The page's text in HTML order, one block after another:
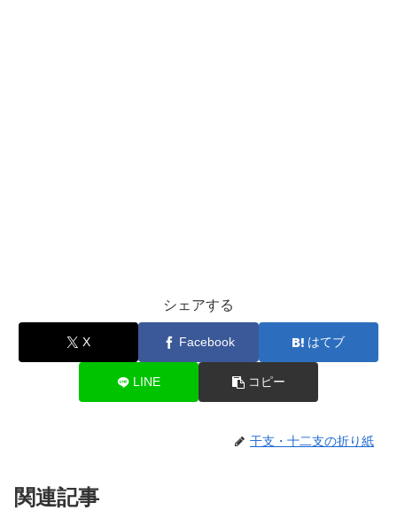
シェアする
X Facebook はてブ
LINE コピー
干支・十二支の折り紙
関連記事